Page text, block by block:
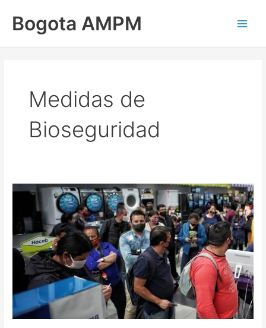
contenido
Bogota AMPM
Medidas de
Bioseguridad
Bogotá
exigirá
carnet
de
vacunación
para
primer
«Día
sin